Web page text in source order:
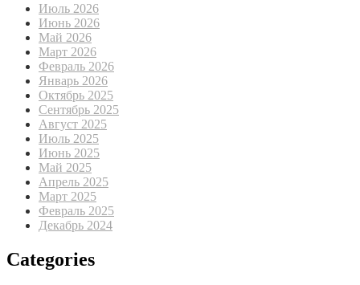
Июль 2026
Июнь 2026
Май 2026
Март 2026
Февраль 2026
Январь 2026
Октябрь 2025
Сентябрь 2025
Август 2025
Июль 2025
Июнь 2025
Май 2025
Апрель 2025
Март 2025
Февраль 2025
Декабрь 2024
Categories